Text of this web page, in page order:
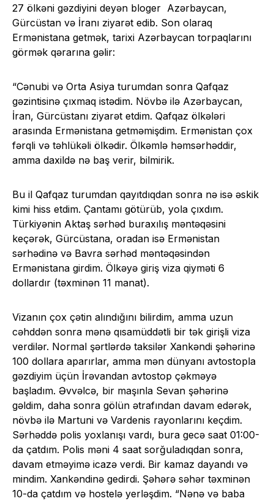
27 ölkəni gəzdiyini deyən bloger Azərbaycan,
Gürcüstan və İranı ziyarət edib. Son olaraq
Ermənistana getmək, tarixi Azərbaycan torpaqlarını
görmək qərarına gəlir:
“Cənubi və Orta Asiya turumdan sonra Qafqaz
gəzintisinə çıxmaq istədim. Növbə ilə Azərbaycan,
İran, Gürcüstanı ziyarət etdim. Qafqaz ölkələri
arasında Ermənistana getməmişdim. Ermənistan çox
fərqli və təhlükəli ölkədir. Ölkəmlə həmsərhəddir,
amma daxildə nə baş verir, bilmirik.
Bu il Qafqaz turumdan qayıtdıqdan sonra nə isə əskik
kimi hiss etdim. Çantamı götürüb, yola çıxdım.
Türkiyənin Aktaş sərhəd buraxılış məntəqəsini
keçərək, Gürcüstana, oradan isə Ermənistan
sərhədinə və Bavra sərhəd məntəqəsindən
Ermənistana girdim. Ölkəyə giriş viza qiyməti 6
dollardır (təxminən 11 manat).
Vizanın çox çətin alındığını bilirdim, amma uzun
cəhddən sonra mənə qısamüddətli bir tək girişli viza
verdilər. Normal şərtlərdə taksilər Xankəndi şəhərinə
100 dollara aparırlar, amma mən dünyanı avtostopla
gəzdiyim üçün İrəvandan avtostop çəkməyə
başladım. Əvvəlcə, bir maşınla Sevan şəhərinə
gəldim, daha sonra gölün ətrafından davam edərək,
növbə ilə Martuni və Vardenis rayonlarını keçdim.
Sərhəddə polis yoxlanışı vardı, bura gecə saat 01:00-
da çatdım. Polis məni 4 saat sorğuladıqdan sonra,
davam etməyimə icazə verdi. Bir kamaz dayandı və
mindim. Xankəndinə gedirdi. Şəhərə səhər təxminən
10-da çatdım və hostelə yerləşdim. “Nənə və baba